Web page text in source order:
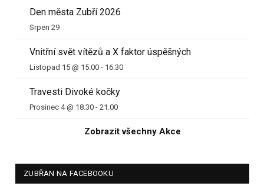
Den města Zubří 2026
Srpen 29
Vnitřní svět vítězů a X faktor úspěšných
Listopad 15 @ 15.00 - 16.30
Travesti Divoké kočky
Prosinec 4 @ 18.30 - 21.00
Zobrazit všechny Akce
ZUBŘAN NA FACEBOOKU